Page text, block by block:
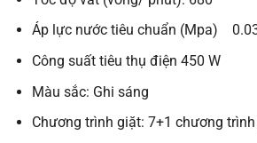
Áp lực nước tiêu chuẩn (Mpa)
Công suất tiêu thụ điện 450 W
Màu sắc: Ghi sáng
Chương trình giặt: 7+1 chương